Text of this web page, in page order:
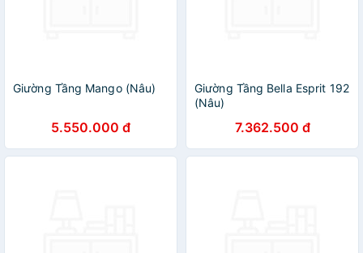
Giường Tầng Mango (Nâu)
5.550.000 đ
Giường Tầng Bella Esprit 192
(Nâu)
7.362.500 đ